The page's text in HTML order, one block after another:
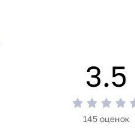
3.5
145 оценок